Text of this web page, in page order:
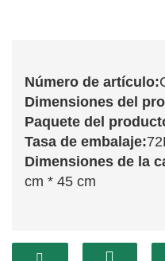
Número de artículo:
Dimensiones del
Paquete del
Tasa de embalaje:
Dimensiones de la
cm * 45 cm
Eleve su decoración